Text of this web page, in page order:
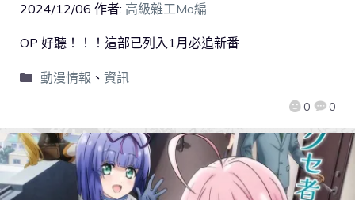
2024/12/06 作者: 高級雜工Mo編
0 0
OP 好聽！！！這部已列入1月必追新番
動漫情報 、 資訊